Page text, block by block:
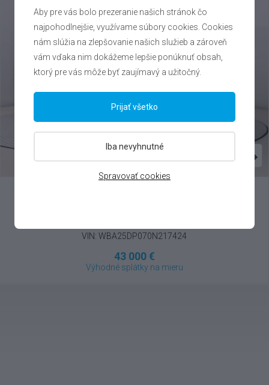
VIN: WBA25DP070N217424
43 000 €
Výhodné splátky na mieru
Aby pre vás bolo prezeranie našich stránok čo
najpohodlnejšie, využívame súbory cookies. Cookies
nám slúžia na zlepšovanie našich služieb a zároveň
vám vďaka nim dokážeme lepšie ponúknuť obsah,
ktorý pre vás môže byť zaujímavý a užitočný.
Spravovať cookies
Iba nevyhnutné
Prijať všetko